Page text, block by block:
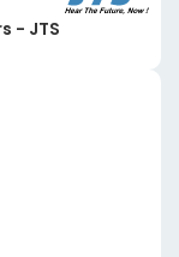
- JTS